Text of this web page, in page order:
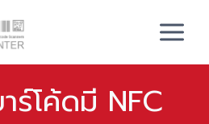
ร์โค้ดมี NFC